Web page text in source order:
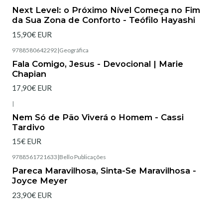
Next Level: o Próximo Nível Começa no Fim
da Sua Zona de Conforto - Teófilo Hayashi
15,90€ EUR
9788580642292 |Geográfica
Fala Comigo, Jesus - Devocional | Marie
Chapian
17,90€ EUR
|
Nem Só de Pão Viverá o Homem - Cassi
Tardivo
15€ EUR
9788561721633 |Bello Publicações
Pareca Maravilhosa, Sinta-Se Maravilhosa -
Joyce Meyer
23,90€ EUR